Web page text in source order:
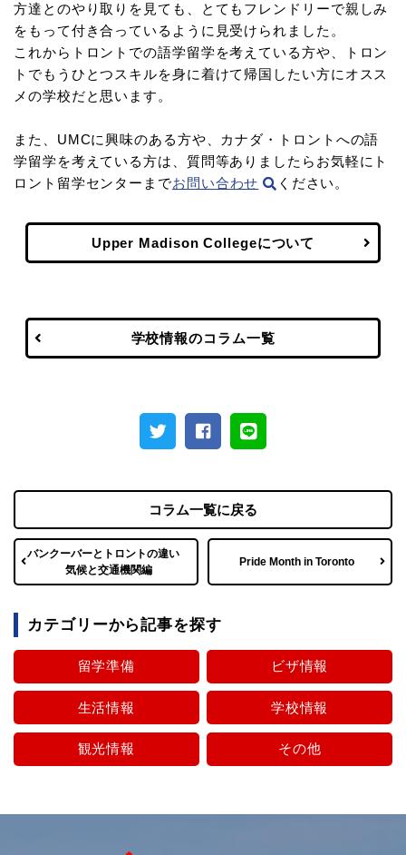
方達とのやり取りを見ても、とてもフレンドリーで親しみ
をもって付き合っているように見受けられました。
これからトロントでの語学留学を考えている方や、トロン
トでもうひとつスキルを身に着けて帰国したい方にオスス
メの学校だと思います。
また、UMCに興味のある方や、カナダ・トロントへの語
学留学を考えている方は、質問等ありましたらお気軽にト
ロント留学センターまでお問い合わせ ください。
Upper Madison Collegeについて
学校情報のコラム一覧
バンクーバーとトロントの違い
気候と交通機関編
コラム一覧に戻る
Pride Month in Toronto
カテゴリーから記事を探す
留学準備 ビザ情報
生活情報 学校情報
観光情報 その他